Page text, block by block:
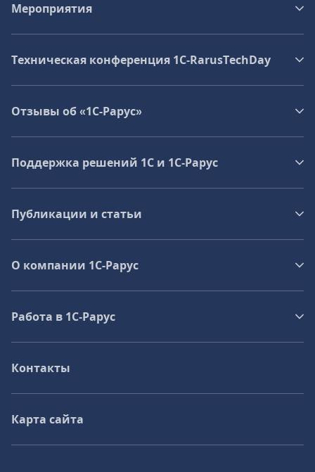
Мероприятия
Техническая конференция 1C‑RarusTechDay
Отзывы об «1С-Рарус»
Поддержка решений 1С и 1С‑Рарус
Публикации и статьи
О компании 1C-Рарус
Работа в 1С‑Рарус
Контакты
Карта сайта